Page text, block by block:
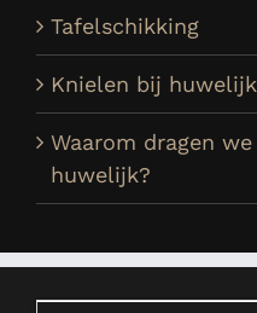
Tafelschikking
Knielen bij
Waarom dragen
huwelijk?